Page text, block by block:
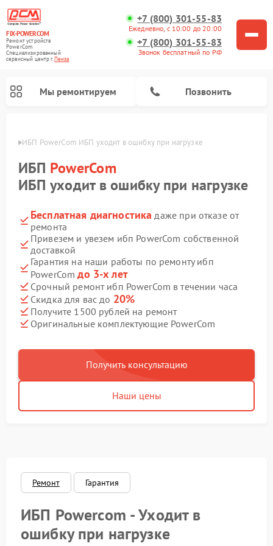
FIX-POWERCOM
Ремонт устройств
PowerCom
Специализированный
cервисный центр г.Пенза
+7 (800) 301-55-83
Ежедневно, с 10:00 до 20:00
+7 (800) 301-55-83
Звонок бесплатный по РФ
Мы ремонтируем Позвонить
ИБП PowerCom ИБП уходит в ошибку при нагрузке
ИБП PowerCom
ИБП уходит в ошибку при нагрузке
Бесплатная диагностика даже при отказе от
ремонта
Привезем и увезем ибп PowerCom собственной
доставкой
Гарантия на наши работы по ремонту ибп
PowerComдо 3-х лет
Срочный ремонт ибп PowerCom в течении часа
Скидка для вас до 20%
Получите 1500 рублей на ремонт
Оригинальные комплектующие PowerCom
Получить консультацию
Наши цены
Ремонт Гарантия
ИБП Powercom - Уходит в
ошибку при нагрузке